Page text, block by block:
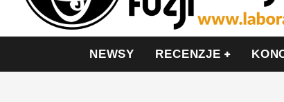
LESZEK KUŁAKOWSKI NAGRAŁ
NEWSY RECENZJE